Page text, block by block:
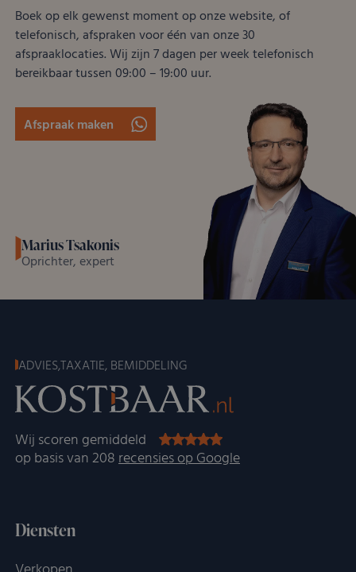
Boek op elk gewenst moment op onze website, of
telefonisch, afspraken voor één van onze 30
afspraaklocaties. Wij zijn 7 dagen per week telefonisch
bereikbaar tussen 09:00 – 19:00 uur.
Afspraak maken
Marius Tsakonis
Oprichter, expert
ADVIES,TAXATIE, BEMIDDELING
Wij scoren gemiddeld
op basis van 208recensies op Google
Diensten